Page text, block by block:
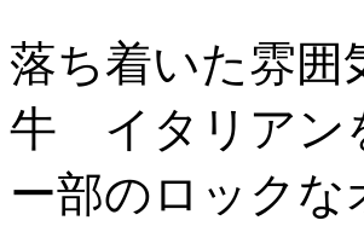
落ち着いた雰
牛 イタリアン
ー部のロック